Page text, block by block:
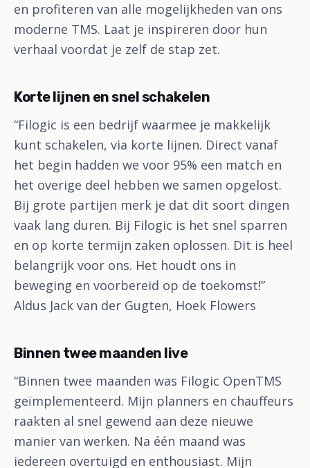
en profiteren van alle mogelijkheden van ons
moderne TMS. Laat je inspireren door hun
verhaal voordat je zelf de stap zet.
Korte lijnen en snel schakelen
“Filogic is een bedrijf waarmee je makkelijk
kunt schakelen, via korte lijnen. Direct vanaf
het begin hadden we voor 95% een match en
het overige deel hebben we samen opgelost.
Bij grote partijen merk je dat dit soort dingen
vaak lang duren. Bij Filogic is het snel sparren
en op korte termijn zaken oplossen. Dit is heel
belangrijk voor ons. Het houdt ons in
beweging en voorbereid op de toekomst!”
Aldus Jack van der Gugten, Hoek Flowers
Binnen twee maanden live
“Binnen twee maanden was Filogic OpenTMS
geïmplementeerd. Mijn planners en chauffeurs
raakten al snel gewend aan deze nieuwe
manier van werken. Na één maand was
iedereen overtuigd en enthousiast. Mijn